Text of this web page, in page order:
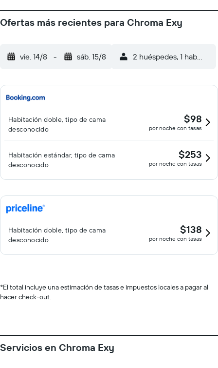
están a pocas paradas de metro.
Ofertas más recientes para Chroma Exy
vie. 14/8 - sáb. 15/8 2 huéspedes, 1
Habitación doble, tipo de cama
desconocido
$98
por noche con tasas
Habitación estándar, tipo de cama
desconocido
$253
por noche con tasas
Habitación doble, tipo de cama
desconocido
$138
por noche con tasas
*El total incluye una estimación de tasas e impuestos locales a pagar al
hacer check-out.
Servicios en Chroma Exy